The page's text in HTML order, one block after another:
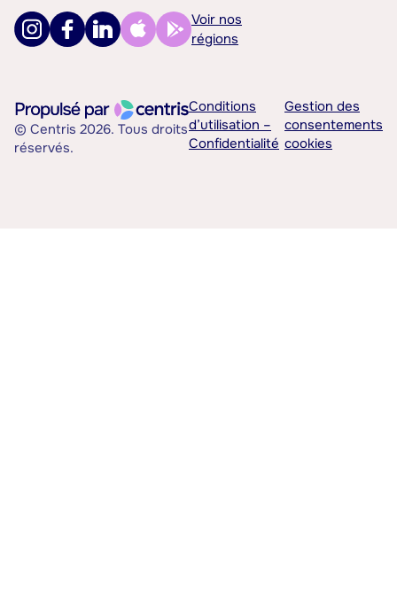
Voir nos
régions
© Centris 2026. Tous droits
réservés.
Conditions
d’utilisation –
Confidentialité
Gestion des
consentements
cookies